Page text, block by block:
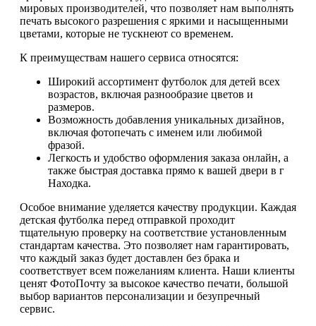
мировых производителей, что позволяет нам выполнять
печать высокого разрешения с яркими и насыщенными
цветами, которые не тускнеют со временем.
К преимуществам нашего сервиса относятся:
Широкий ассортимент футболок для детей всех
возрастов, включая разнообразие цветов и
размеров.
Возможность добавления уникальных дизайнов,
включая фотопечать с именем или любимой
фразой.
Легкость и удобство оформления заказа онлайн, а
также быстрая доставка прямо к вашей двери в г
Находка.
Особое внимание уделяется качеству продукции. Каждая
детская футболка перед отправкой проходит
тщательную проверку на соответствие установленным
стандартам качества. Это позволяет нам гарантировать,
что каждый заказ будет доставлен без брака и
соответствует всем пожеланиям клиента. Наши клиенты
ценят ФотоПочту за высокое качество печати, большой
выбор вариантов персонализации и безупречный
сервис.